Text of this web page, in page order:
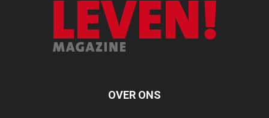
OVER ONS